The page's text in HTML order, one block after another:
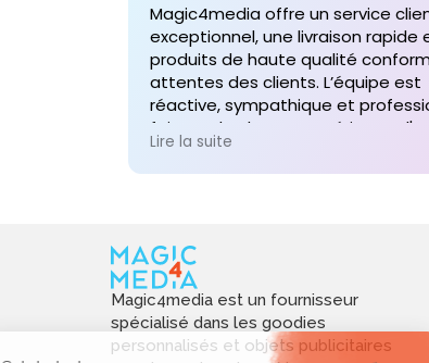
Magic4media offre un service
exceptionnel, une livraison rapide
produits de haute qualité
attentes des clients. L’équipe est
réactive, sympathique et
faisant de chaque expérience
plaisir. Je recommande vivement
services pour toute commande
Lire la suite
Magic4media est un fournisseur
spécialisé dans les goodies
personnalisés et objets publicitaires